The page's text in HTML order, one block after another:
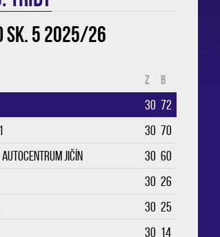
sk. 5 2025/26
Z B
30 72
30 70
Jičín 30 60
30 26
30 25
30 14